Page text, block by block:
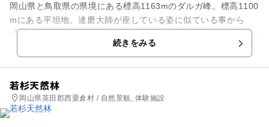
岡山県と鳥取県の県境にある標高1163mのダルガ峰。標高1100
mにある平坦地、達磨大師が座している姿に似ている事から
「達磨が峰」と呼ぶようになったそうです。総延長12.6kmにお
続きをみる
若杉天然林
岡山県英田郡西粟倉村 / 自然景観, 体験施設